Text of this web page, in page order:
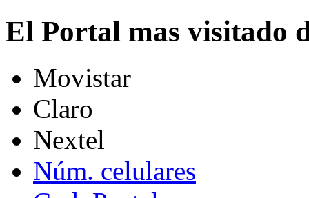
El Portal mas visitado
Movistar
Claro
Nextel
Núm. celulares